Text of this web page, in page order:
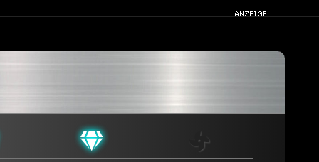
Sie werden dann automatisch darüber informiert.